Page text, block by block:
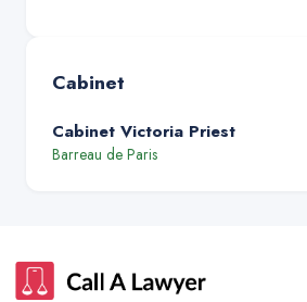
Cabinet
Cabinet Victoria Priest
Barreau de Paris